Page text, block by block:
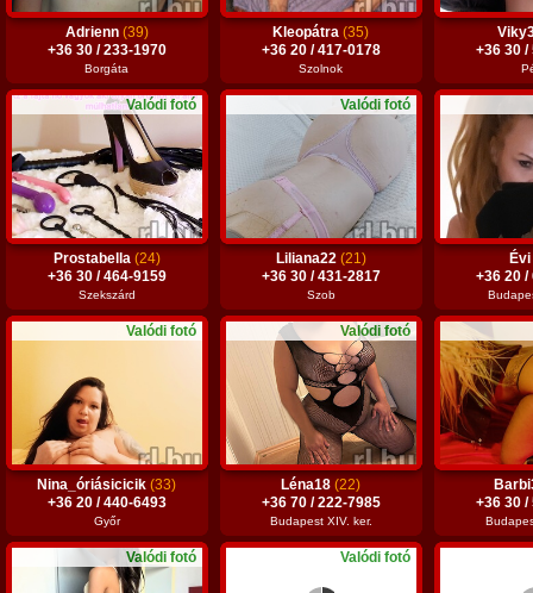
Adrienn (39)
+36 30 / 233-1970
Borgáta
Kleopátra(35)
+36 20 / 417-0178
Szolnok
+36 30 /
Valódi fotó
Prostabella (24)
+36 30 / 464-9159
Szekszárd
Valódi fotó
Liliana22 (21)
+36 30 / 431-2817
Szob
+36 20 /
Valódi fotó
Nina_óriásicicik(33)
+36 20 / 440-6493
Győr
Valódi fotó
Léna18(22)
+36 70 / 222-7985
Budapest XIV. ker.
+36 30 /
Valódi fotó Valódi fotó